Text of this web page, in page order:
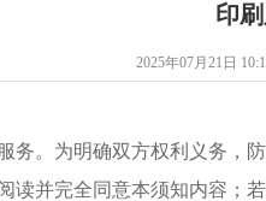
印
2025年07月21日
务。为明确双方权利义务，
读并完全同意本须知内容；